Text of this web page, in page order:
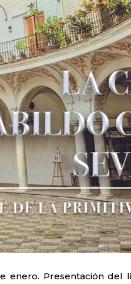
enero. Presentación del